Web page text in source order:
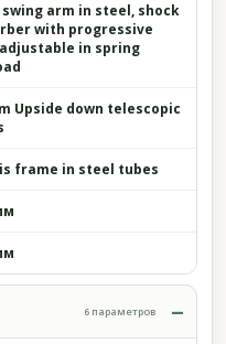
swing arm in steel, shock
with progressive
in spring
Upside down telescopic
frame in steel tubes
6 параметров